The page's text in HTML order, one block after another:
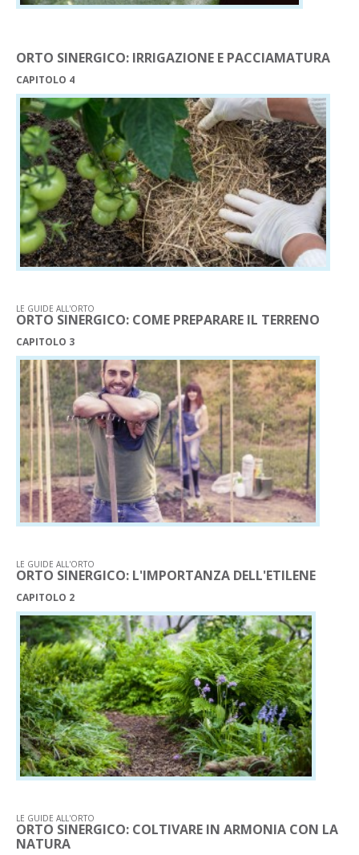
ORTO SINERGICO: IRRIGAZIONE E PACCIAMATURA
CAPITOLO 4
LE GUIDE ALL'ORTO
ORTO SINERGICO: COME PREPARARE IL TERRENO
CAPITOLO 3
LE GUIDE ALL'ORTO
ORTO SINERGICO: L'IMPORTANZA DELL'ETILENE
CAPITOLO 2
LE GUIDE ALL'ORTO
ORTO SINERGICO: COLTIVARE IN ARMONIA CON LA
NATURA